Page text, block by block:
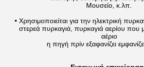
Μουσείο, κ.λπ.
• Χρησιμοποιείται για την ηλεκτρική
στερεά πυρκαγιά, πυρκαγιά αερίου που
αέριο
η πηγή πρίν εξαφανίζει